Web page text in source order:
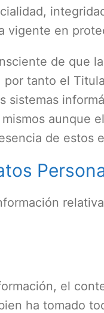
vigente en
de que
tanto el
sistemas
aunque
de estos
el
ha tomado